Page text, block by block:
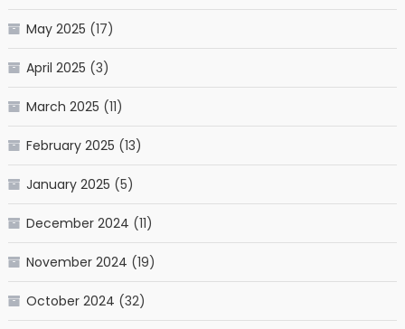
May 2025 (17)
April 2025 (3)
March 2025 (11)
February 2025 (13)
January 2025 (5)
December 2024 (11)
November 2024 (19)
October 2024 (32)